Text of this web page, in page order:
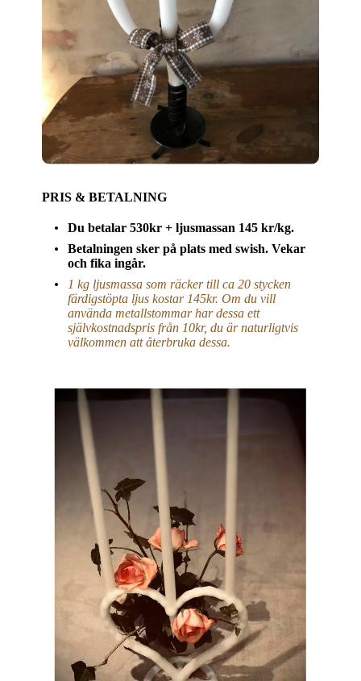
PRIS & BETALNING
Du betalar 530kr + ljusmassan 145 kr/kg.
Betalningen sker på plats med swish. Vekar
och fika ingår.
1 kg ljusmassa som räcker till ca 20 stycken
färdigstöpta ljus kostar 145kr. Om du vill
använda metallstommar har dessa ett
självkostnadspris från 10kr, du är naturligtvis
välkommen att återbruka dessa.